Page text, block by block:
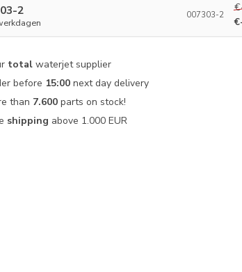
2 007303-2
total waterjet supplier
before 15:00 next day delivery
than 7.600 parts on stock!
shipping above 1.000 EUR